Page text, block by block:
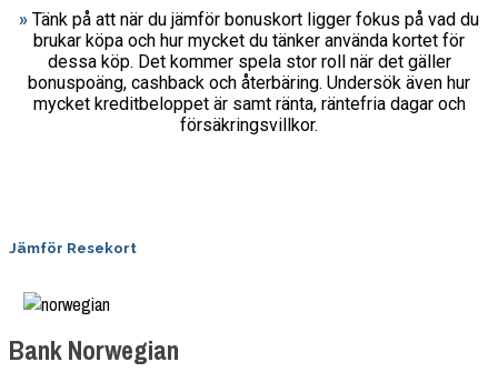
» Tänk på att när du jämför bonuskort ligger fokus på vad du
brukar köpa och hur mycket du tänker använda kortet för
dessa köp. Det kommer spela stor roll när det gäller
bonuspoäng, cashback och återbäring. Undersök även hur
mycket kreditbeloppet är samt ränta, räntefria dagar och
försäkringsvillkor.
Jämför Resekort
Bank Norwegian